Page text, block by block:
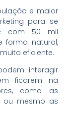
e maior
para se
com 50 mil
forma natural,
eficiente.
interagir
ficarem na
como as
ou mesmo as